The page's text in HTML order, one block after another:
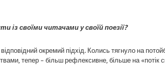
із своїми читачами у своїй поезії?
окремий підхід. Колись тягнуло на
тепер – більш рефлексивне, більше на «потік